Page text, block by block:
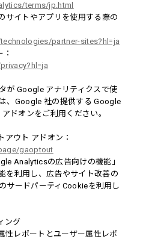
terms/jp.html
サイトやアプリを使用する際の
partner-sites?hl=ja
が Google アナリティクスで使
、Google 社の提供する Google
ドオンをご利用ください。
アウト アドオン：
gaoptout
Analyticsの広告向けの機能」
を利用し、広告やサイト改善の
サードパーティCookieを利用し
ング
レポートとユーザー属性レポ